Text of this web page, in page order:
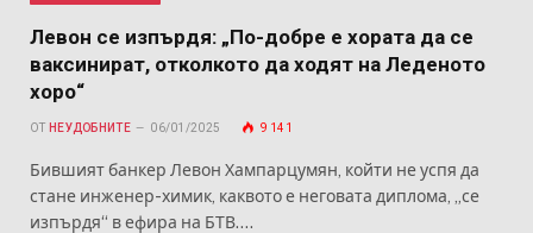
Левон се изпърдя: „По-добре е хората да се
ваксинират, отколкото да ходят на Леденото
хоро“
ОТ НЕУДОБНИТЕ 06/01/2025 9 141
Бившият банкер Левон Хампарцумян, койти не успя да
стане инженер-химик, каквото е неговата диплома, „се
изпърдя“ в ефира на БТВ.…